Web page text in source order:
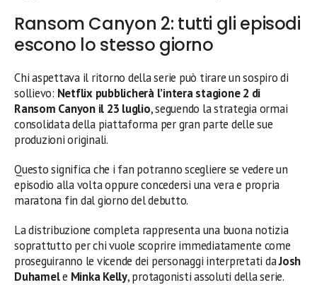
Ransom Canyon 2: tutti gli episodi
escono lo stesso giorno
Chi aspettava il ritorno della serie può tirare un sospiro di
sollievo: Netflix pubblicherà l’intera stagione 2 di
Ransom Canyon il 23 luglio, seguendo la strategia ormai
consolidata della piattaforma per gran parte delle sue
produzioni originali.
Questo significa che i fan potranno scegliere se vedere un
episodio alla volta oppure concedersi una vera e propria
maratona fin dal giorno del debutto.
La distribuzione completa rappresenta una buona notizia
soprattutto per chi vuole scoprire immediatamente come
proseguiranno le vicende dei personaggi interpretati daJosh
Duhamele Minka Kelly, protagonisti assoluti della serie.